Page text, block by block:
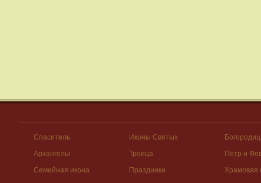
Спаситель Иконы Святых
Архангелы Троица
Пётр и
Семейная икона Праздники
Храмовая